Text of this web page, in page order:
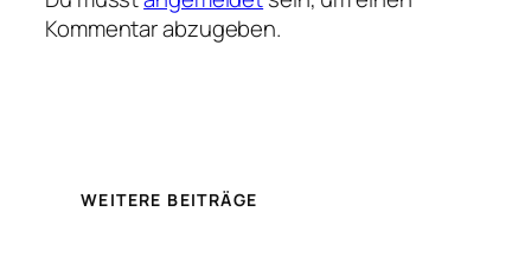
Kommentar abzugeben.
WEITERE BEITRÄGE